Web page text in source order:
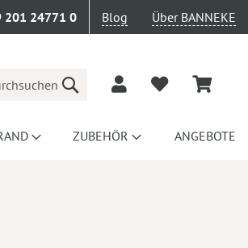
201 24771 0 Blog Über BANNEKE
Suche
ZUBEHÖR ANGEBOTE